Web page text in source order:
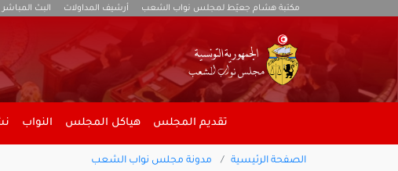
مكتبة هشام جعيّط لمجلس نواب الشعب أرشيف المداولات البث المباشر
تقديم المجلس هياكل المجلس النواب
الصفحة الرئيسية
مدونة مجلس نواب الشعب